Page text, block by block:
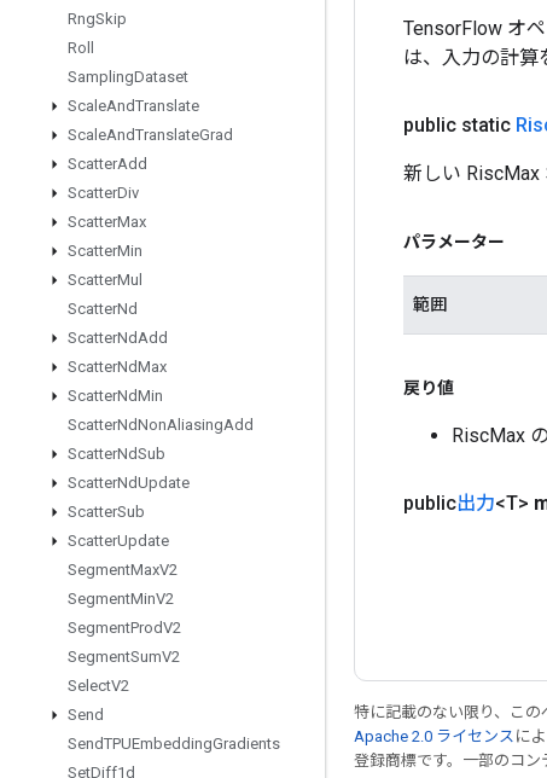
RngSkip
Roll
SamplingDataset
ScaleAndTranslate
ScaleAndTranslateGrad
ScatterAdd
ScatterDiv
ScatterMax
ScatterMin
ScatterMul
ScatterNd
ScatterNdAdd
ScatterNdMax
ScatterNdMin
ScatterNdNonAliasingAdd
ScatterNdSub
ScatterNdUpdate
ScatterSub
ScatterUpdate
SegmentMaxV2
SegmentMinV2
SegmentProdV2
SegmentSumV2
SelectV2
Send
SendTPUEmbeddingGradients
SetDiff1d
TensorFlow オ
は、入力の計算
public static
新しい RiscMax
パラメーター
範囲
戻り値
RiscMax
public出力<T>
特に記載のない限り、こ
Apache 2.0 ライセンス に
登録商標です。一部のコン